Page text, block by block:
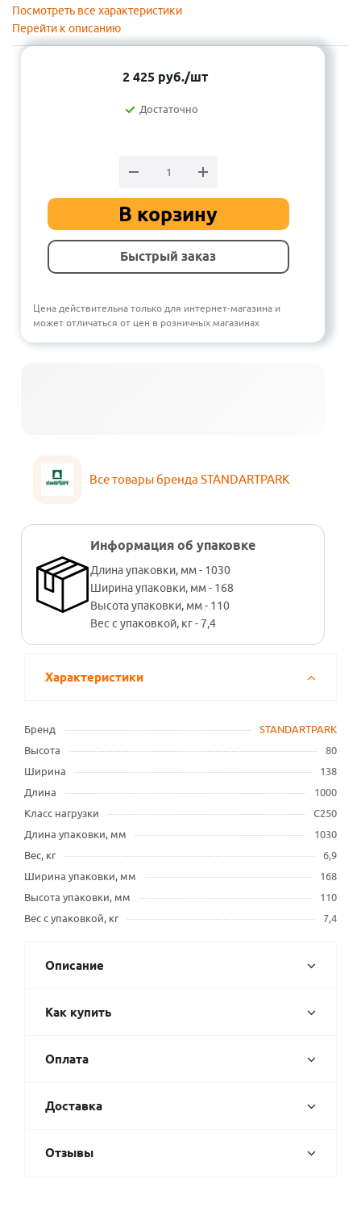
Посмотреть все характеристики
Перейти к описанию
2 425руб./шт
Достаточно
В корзину
Быстрый заказ
Цена действительна только для интернет-магазина и
может отличаться от цен в розничных магазинах
Все товары бренда STANDARTPARK
Информация об упаковке
Длина упаковки, мм - 1030
Ширина упаковки, мм - 168
Высота упаковки, мм - 110
Вес с упаковкой, кг - 7,4
Характеристики
Бренд
STANDARTPARK
Высота
80
Ширина
138
Длина
1000
Класс нагрузки
C250
Длина упаковки, мм
1030
Вес, кг
6,9
Ширина упаковки, мм
168
Высота упаковки, мм
110
Вес с упаковкой, кг
7,4
Описание
Как купить
Оплата
Доставка
Отзывы